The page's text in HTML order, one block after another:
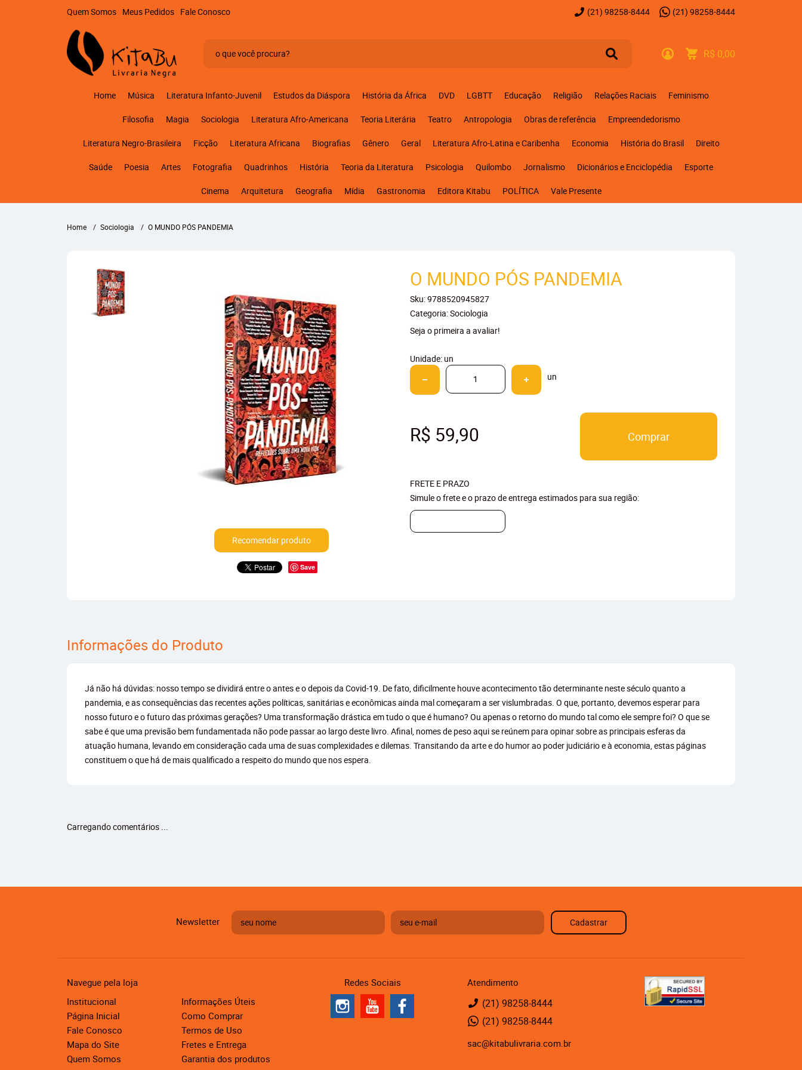
Quem Somos Meus Pedidos Fale Conosco (21) 98258-8444 (21) 98258-8444
R$ 0,00
Home Música Literatura Infanto-Juvenil Estudos da Diáspora História da África DVD LGBTT Educação Religião Relações Raciais Feminismo
Filosofia Magia Sociologia Literatura Afro-Americana Teoria Literária Teatro Antropologia Obras de referência Empreendedorismo
Literatura Negro-Brasileira Ficção Literatura Africana Biografias Gênero Geral Literatura Afro-Latina e Caribenha Economia História do Brasil Direito
Saúde Poesia Artes Fotografia Quadrinhos História Teoria da Literatura Psicologia Quilombo Jornalismo Dicionários e Enciclopédia Esporte
Cinema Arquitetura Geografia Mídia Gastronomia Editora Kitabu POLÍTICA Vale Presente
Home Sociologia O MUNDO PÓS PANDEMIA
Recomendar produto
Save
O MUNDO PÓS PANDEMIA
Sku:9788520945827
Categoria:Sociologia
Seja o primeira a avaliar!
Unidade: un
un
R$ 59,90 Comprar
FRETE E PRAZO
Simule o frete e o prazo de entrega estimados para sua região:
Informações do Produto
Já não há dúvidas: nosso tempo se dividirá entre o antes e o depois da Covid-19. De fato, dificilmente houve acontecimento tão determinante neste século quanto a
pandemia, e as consequências das recentes ações políticas, sanitárias e econômicas ainda mal começaram a ser vislumbradas. O que, portanto, devemos esperar para
nosso futuro e o futuro das próximas gerações? Uma transformação drástica em tudo o que é humano? Ou apenas o retorno do mundo tal como ele sempre foi? O que se
sabe é que uma previsão bem fundamentada não pode passar ao largo deste livro. Afinal, nomes de peso aqui se reúnem para opinar sobre as principais esferas da
atuação humana, levando em consideração cada uma de suas complexidades e dilemas. Transitando da arte e do humor ao poder judiciário e à economia, estas páginas
constituem o que há de mais qualificado a respeito do mundo que nos espera.
Carregando comentários ...
Newsletter Cadastrar
Navegue pela loja
Institucional
Página Inicial
Fale Conosco
Mapa do Site
Quem Somos
Informações Úteis
Como Comprar
Termos de Uso
Fretes e Entrega
Garantia dos produtos
Redes Sociais Atendimento
(21) 98258-8444
(21) 98258-8444
sac@kitabulivraria.com.br